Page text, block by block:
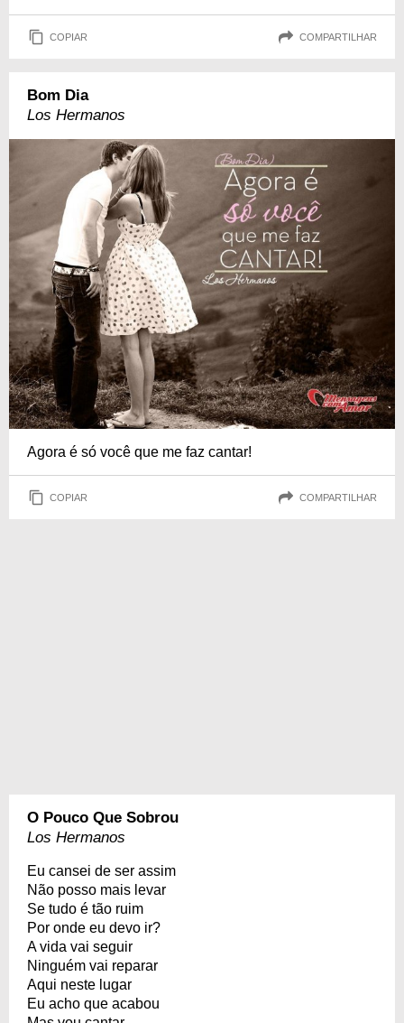
COPIAR COMPARTILHAR
Bom Dia
Los Hermanos
Agora é só você que me faz cantar!
COPIAR COMPARTILHAR
O Pouco Que Sobrou
Los Hermanos
Eu cansei de ser assim
Não posso mais levar
Se tudo é tão ruim
Por onde eu devo ir?
A vida vai seguir
Ninguém vai reparar
Aqui neste lugar
Eu acho que acabou